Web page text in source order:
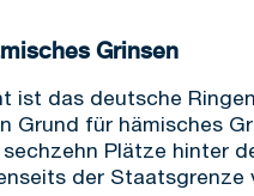
Grinsen
ist das deutsche
Grund für hämisches
Plätze hinter
der Staatsgrenze